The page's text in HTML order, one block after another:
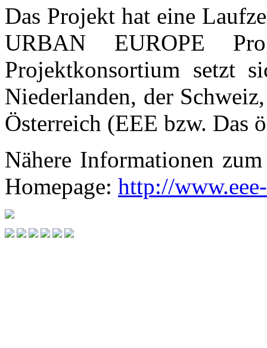
Das Projekt hat eine
URBAN EUROPE
Projektkonsortium setzt
Niederlanden, der
Österreich (EEE bzw. Das
Nähere Informationen
Homepage: http://